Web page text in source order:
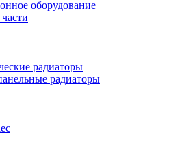
оборудование
радиаторы
радиаторы